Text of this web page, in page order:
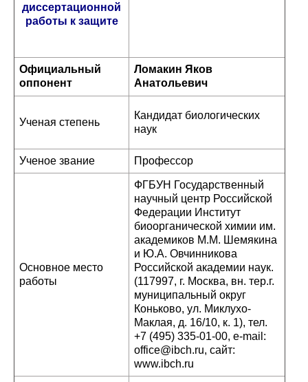
диссертационной
работы к защите
Официальный
оппонент
Ломакин Яков
Анатольевич
Ученая степень
Кандидат биологических
наук
Ученое звание Профессор
Основное место
работы
ФГБУН Государственный
научный центр Российской
Федерации Институт
биоорганической химии им.
академиков М.М. Шемякина
и Ю.А. Овчинникова
Российской академии наук.
(117997, г. Москва, вн. тер.г.
муниципальный округ
Коньково, ул. Миклухо-
Маклая, д. 16/10, к. 1), тел.
+7 (495) 335-01-00, e-mail:
office@ibch.ru, сайт:
www.ibch.ru